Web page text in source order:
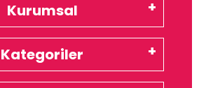
Kurumsal
Kategoriler